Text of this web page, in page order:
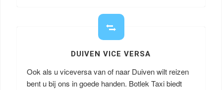
DUIVEN VICE VERSA
Ook als u viceversa van of naar Duiven wilt reizen
bent u bij ons in goede handen. Botlek Taxi biedt